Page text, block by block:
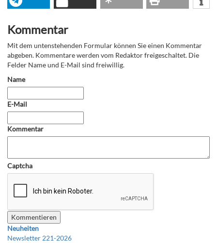
Kommentar
Mit dem untenstehenden Formular können Sie einen Kommentar
abgeben. Kommentare werden vom Redaktor freigeschaltet. Die
Felder Name und E-Mail sind freiwillig.
Name
E-Mail
Kommentar
Captcha
Neuheiten
Newsletter 221-2026